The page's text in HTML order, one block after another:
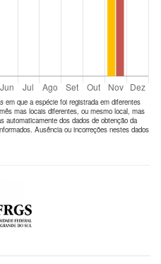
em que a espécie foi registrada em diferentes
mas locais diferentes, ou mesmo local, mas
automaticamente dos dados de obtenção da
Ausência ou incorreções nestes dados